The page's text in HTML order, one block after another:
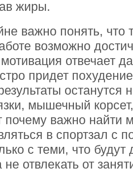
жиры.
важно понять, что
возможно
отвечает
придет
останутся
мышечный
почему важно найти
в спортзал с
с теми, что будут
отвлекать от